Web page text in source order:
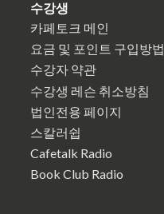
수강생
카페토크 메인
요금 및 포인트 구입방법
수강자 약관
수강생 레슨 취소방침
법인전용 페이지
스칼러쉽
Cafetalk Radio
Book Club Radio